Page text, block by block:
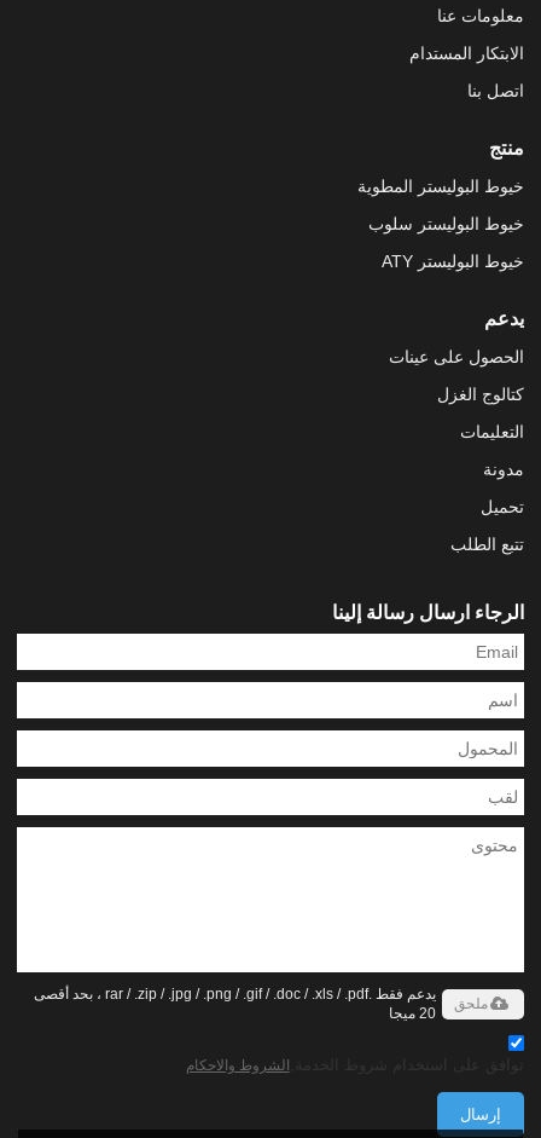
معلومات عنا
الابتكار المستدام
اتصل بنا
منتج
خيوط البوليستر المطوية
خيوط البوليستر سلوب
خيوط البوليستر ATY
يدعم
الحصول على عينات
كتالوج الغزل
التعليمات
مدونة
تحميل
تتبع الطلب
الرجاء ارسال رسالة إلينا
يدعم فقط .rar / .zip / .jpg / .png / .gif / .doc / .xls / .pdf ، بحد أقصى
20 ميجا
ملحق
الشروط والاحكام
إرسال